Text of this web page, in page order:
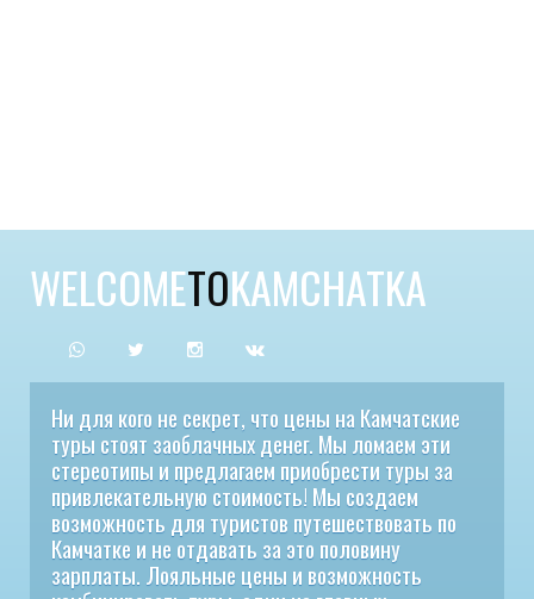
WELCOMETOKAMCHATKA
Ни для кого не секрет, что цены на Камчатские
туры стоят заоблачных денег. Мы ломаем эти
стереотипы и предлагаем приобрести туры за
привлекательную стоимость! Мы создаем
возможность для туристов путешествовать по
Камчатке и не отдавать за это половину
зарплаты. Лояльные цены и возможность